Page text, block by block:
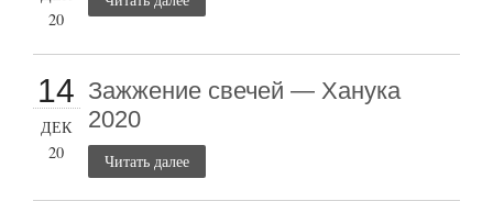
20
14
ДЕК
20
Зажжение свечей — Ханука
2020
Читать далее